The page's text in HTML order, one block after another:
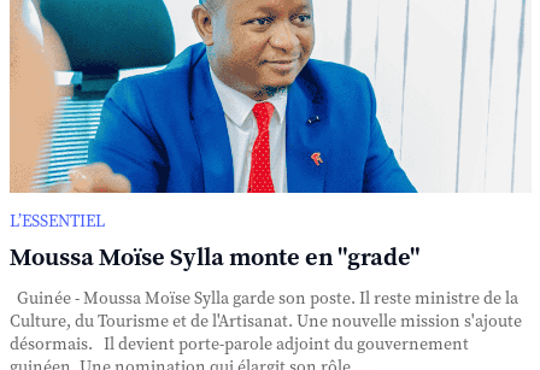
L’ESSENTIEL
Moussa Moïse Sylla monte en "grade"
Guinée - Moussa Moïse Sylla garde son poste. Il reste ministre de la
Culture, du Tourisme et de l'Artisanat. Une nouvelle mission s'ajoute
désormais. Il devient porte-parole adjoint du gouvernement